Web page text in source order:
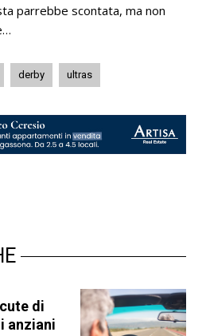
parrebbe scontata, ma non
derby ultras
di
anziani